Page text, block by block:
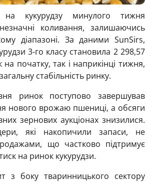
кукурудзу минулого тижня
коливання, залишаючись
діапазоні. За даними SunSirs,
3-го класу становила 2 298,57
початку, так і наприкінці тижня,
стабільність ринку.
ринок поступово завершував
нового врожаю пшениці, а обсяги
зернових аукціонах знизилися.
які накопичили запаси, не
що частково підтримує
на ринок кукурудзи.
з боку тваринницького сектору